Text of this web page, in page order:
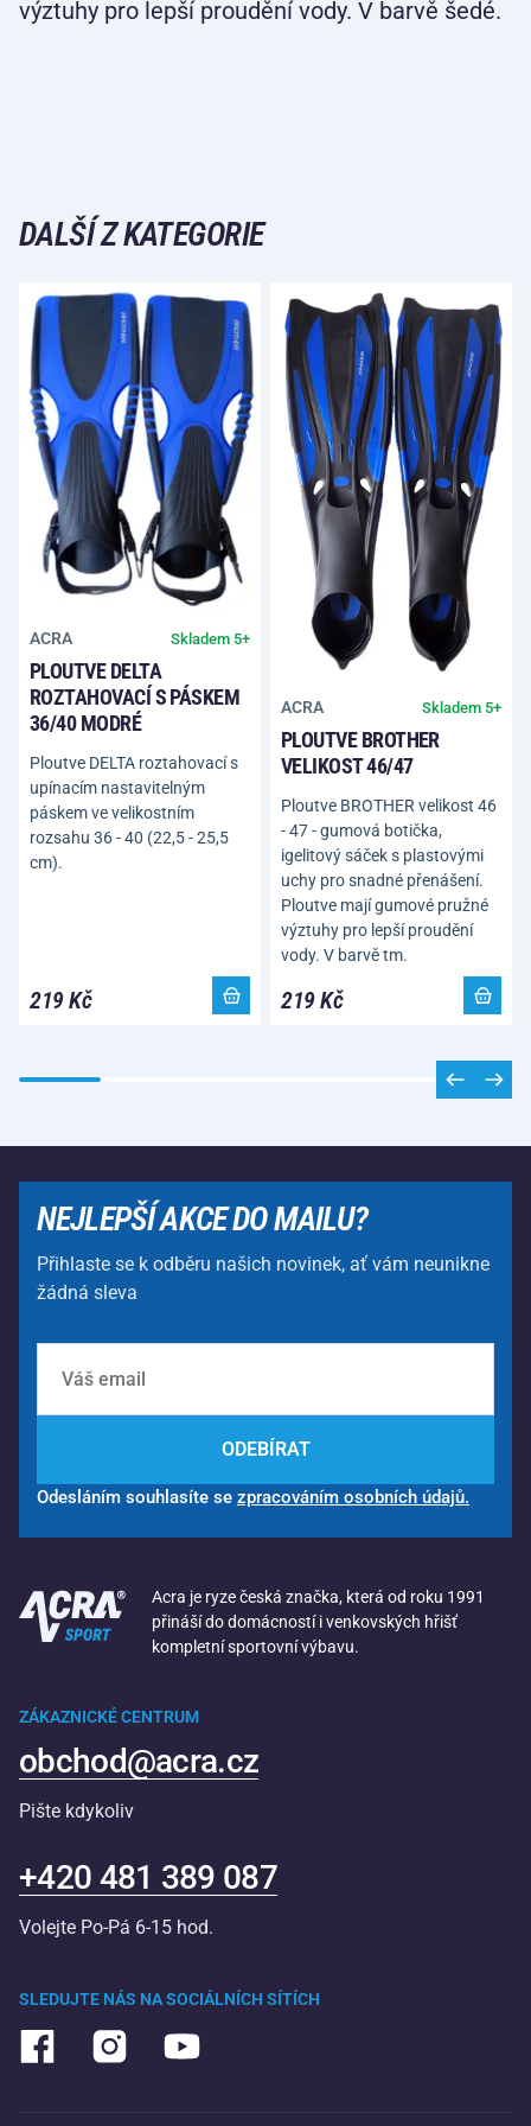
výztuhy pro lepší proudění vody. V barvě šedé.
DALŠÍ Z KATEGORIE
ACRA Skladem 5+
PLOUTVE DELTA
ROZTAHOVACÍ S PÁSKEM
36/40 MODRÉ
Ploutve DELTA roztahovací s
upínacím nastavitelným
páskem ve velikostním
rozsahu 36 - 40 (22,5 - 25,5
cm).
219 Kč
ACRA Skladem 5+
PLOUTVE BROTHER
VELIKOST 46/47
Ploutve BROTHER velikost 46
- 47 - gumová botička,
igelitový sáček s plastovými
uchy pro snadné přenášení.
Ploutve mají gumové pružné
výztuhy pro lepší proudění
vody. V barvě tm.
219 Kč
NEJLEPŠÍ AKCE DO MAILU?
Přihlaste se k odběru našich novinek, ať vám neunikne
žádná sleva
ODEBÍRAT
Odesláním souhlasíte se zpracováním osobních údajů.
Acra je ryze česká značka, která od roku 1991
přináší do domácností i venkovských hřišť
kompletní sportovní výbavu.
SLEDUJTE NÁS NA SOCIÁLNÍCH SÍTÍCH
ZÁKAZNICKÉ CENTRUM
obchod@acra.cz
Pište kdykoliv
+420 481 389 087
Volejte Po-Pá 6-15 hod.